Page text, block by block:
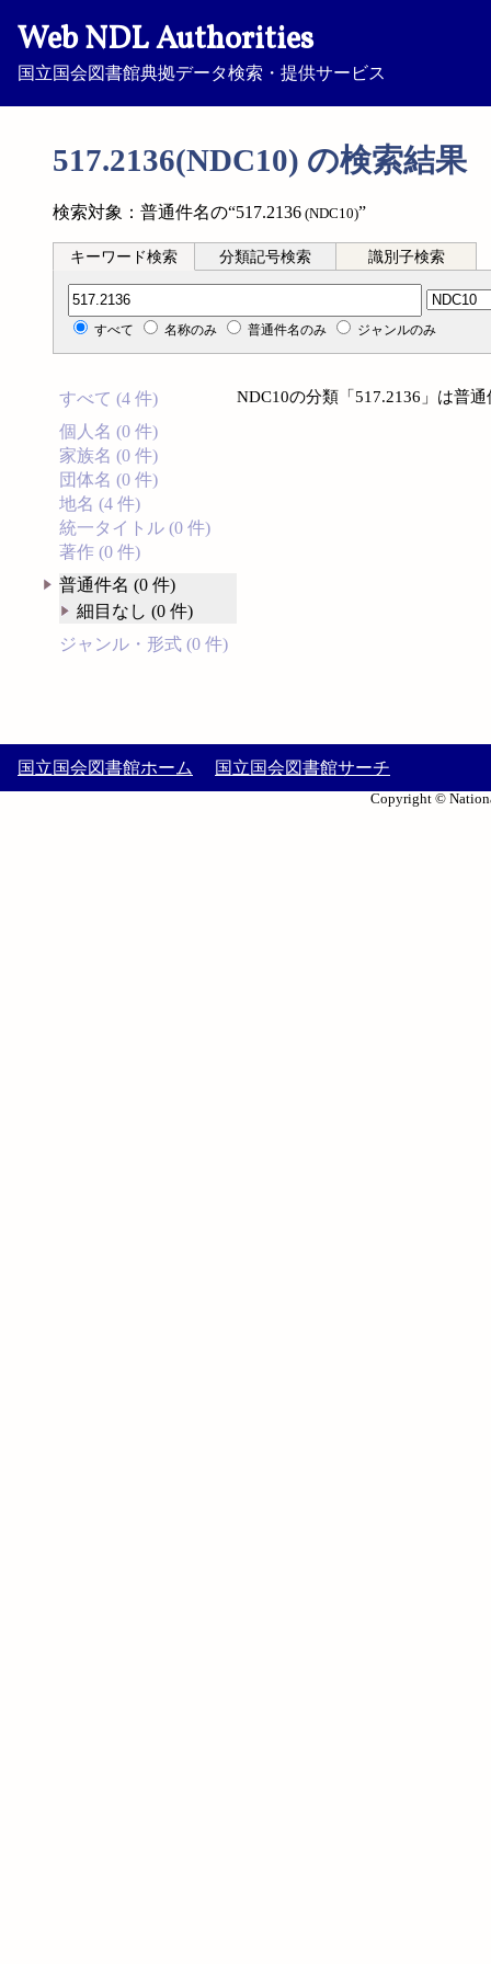
Web NDL Authorities
国立国会図書館典拠データ検索・提供サービス
517.2136(NDC10) の検索結果
検索対象：普通件名の“517.2136 (NDC10)”
キーワード検索 分類記号検索 識別子検索
分類記号検索
すべて 名称のみ 普通件名のみ ジャンルのみ
すべて (4 件)
個人名 (0 件)
家族名 (0 件)
団体名 (0 件)
地名 (4 件)
統一タイトル (0 件)
著作 (0 件)
普通件名 (0 件)
細目なし (0 件)
ジャンル・形式 (0 件)
NDC10の分類「517.2136」は普
国立国会図書館ホーム 国立国会図書館サーチ
Copyright ©